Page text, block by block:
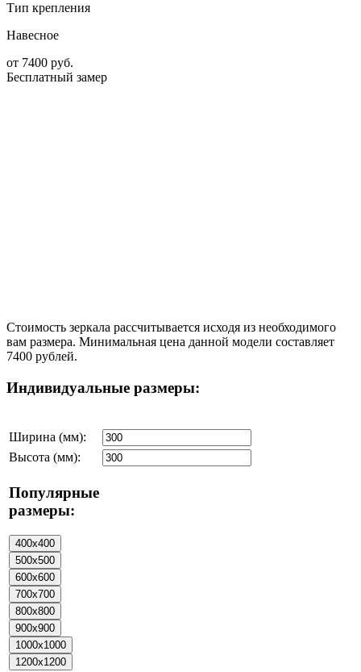
Тип крепления
Навесное
от 7400 руб.
Бесплатный замер
Стоимость зеркала рассчитывается исходя из необходимого
вам размера. Минимальная цена данной модели составляет
7400 рублей.
Индивидуальные размеры:
Ширина (мм):
Высота (мм):
Популярные
размеры: